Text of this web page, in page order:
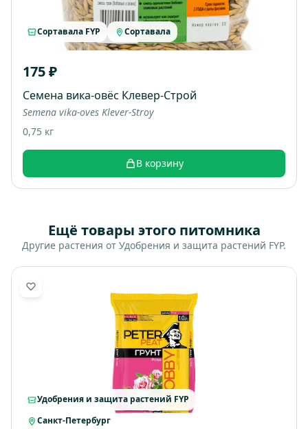
Сортавала FYP Сортавала
175 ₽
Семена вика-овёс Клевер-Строй
Semena vika-oves Klever-Stroy
0,75 кг
В корзину
Ещё товары этого питомника
Другие растения от Удобрения и защита растений FYP.
Удобрения и защита растений FYP
Санкт-Петербург